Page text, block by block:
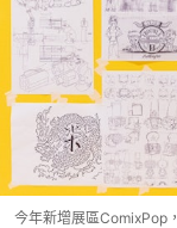
今年新增展區ComixPop